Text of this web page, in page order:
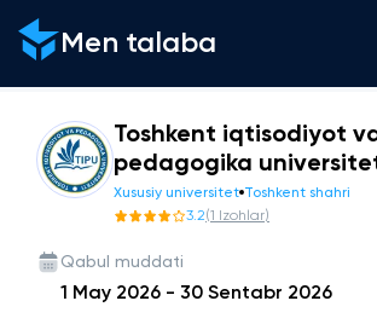
Men talaba
Toshkent iqtisodiyot
pedagogika
Xususiy universitet Toshkent shahri
3.2(1 Izohlar)
Qabul muddati
1 May 2026 - 30 Sentabr 2026